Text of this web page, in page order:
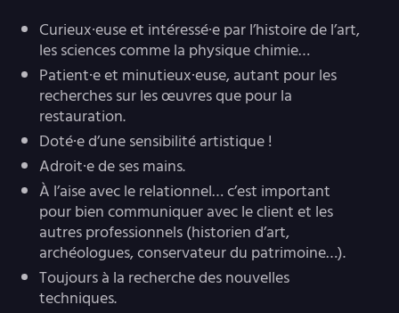
Curieux·euse et intéressé·e par l’histoire de l’art,
les sciences comme la physique chimie…
Patient·e et minutieux·euse, autant pour les
recherches sur les œuvres que pour la
restauration.
Doté·e d’une sensibilité artistique !
Adroit·e de ses mains.
À l’aise avec le relationnel… c’est important
pour bien communiquer avec le client et les
autres professionnels (historien d’art,
archéologues, conservateur du patrimoine…).
Toujours à la recherche des nouvelles
techniques.